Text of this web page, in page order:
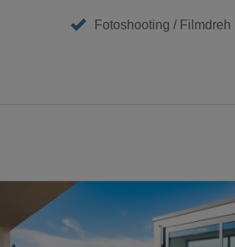
Fotoshooting / Filmdreh